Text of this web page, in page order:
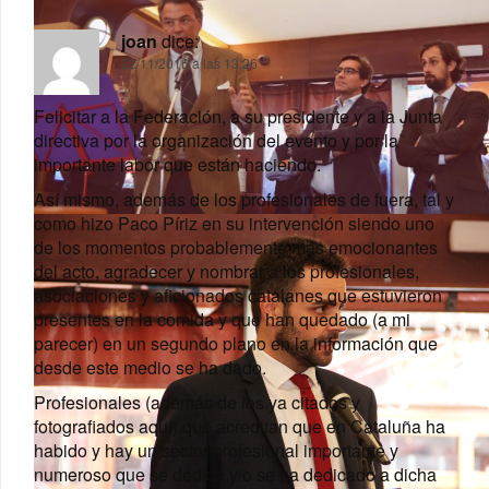
joan dice:
22/11/2016 a las 13:26
Felicitar a la Federación, a su presidente y a la Junta
directiva por la organización del evento y por la
importante labor que están haciendo.
Así mismo, además de los profesionales de fuera, tal y
como hizo Paco Píriz en su intervención siendo uno
de los momentos probablemente más emocionantes
del acto, agradecer y nombrar a los profesionales,
asociaciones y aficionados catalanes que estuvieron
presentes en la comida y que han quedado (a mi
parecer) en un segundo plano en la información que
desde este medio se ha dado.
Profesionales (además de los ya citados y
fotografiados aquí) que acreditan que en Cataluña ha
habido y hay un sector profesional importante y
numeroso que se dedica y/o se ha dedicado a dicha